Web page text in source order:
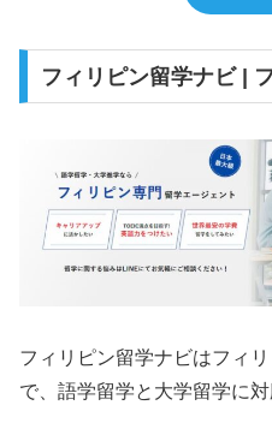
フィリピン留学ナビ |
フィリピン留学ナビはフィ
で、語学留学と大学留学に対